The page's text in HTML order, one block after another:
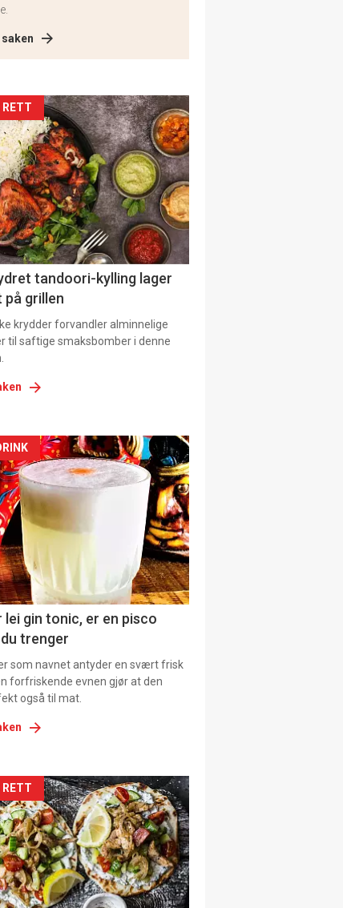
saken
RETT
tandoori-kylling lager
på grillen
krydder forvandler alminnelige
til saftige smaksbomber i denne
lei gin tonic, er en pisco
trenger
som navnet antyder en svært frisk
forfriskende evnen gjør at den
også til mat.
RETT